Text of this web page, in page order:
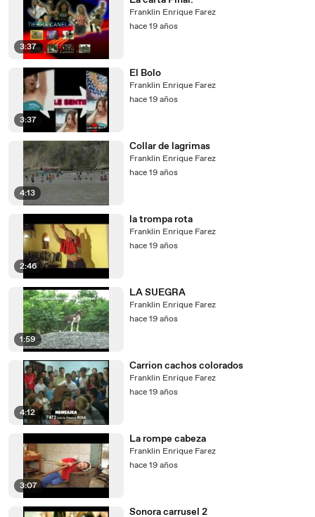
3:37
Franklin Enrique Farez
hace 19 años
3:37
El Bolo
Franklin Enrique Farez
hace 19 años
4:13
Collar de lagrimas
Franklin Enrique Farez
hace 19 años
2:46
la trompa rota
Franklin Enrique Farez
hace 19 años
1:59
LA SUEGRA
Franklin Enrique Farez
hace 19 años
4:12
Carrion cachos colorados
Franklin Enrique Farez
hace 19 años
3:07
La rompe cabeza
Franklin Enrique Farez
hace 19 años
Sonora carrusel 2